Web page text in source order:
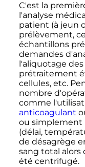
C'est la
l'analyse
patient (à jeun
prélèvement,
échantillons
demandes
l'aliquotage
prétraitement
cellules, etc.
nombre
comme
anticoagulant
ou simplement
(délai,
de désagrège
sang total alors
été centrifugé.